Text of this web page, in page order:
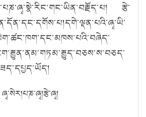
རྩེ་
དགེ་ལྡན་པའི་ཞྭ་ཡི་
ཞྭ་སེར།པཎ་ཞྭ།རྩེ་ཞྭ།